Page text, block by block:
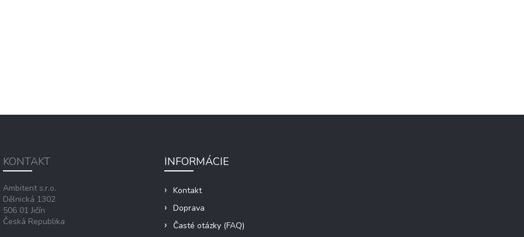
KONTAKT
Ambitent s.r.o.
Dělnická 1302
506 01 Jičín
Česká Republika
INFORMÁCIE
Kontakt
Doprava
Časté otázky (FAQ)